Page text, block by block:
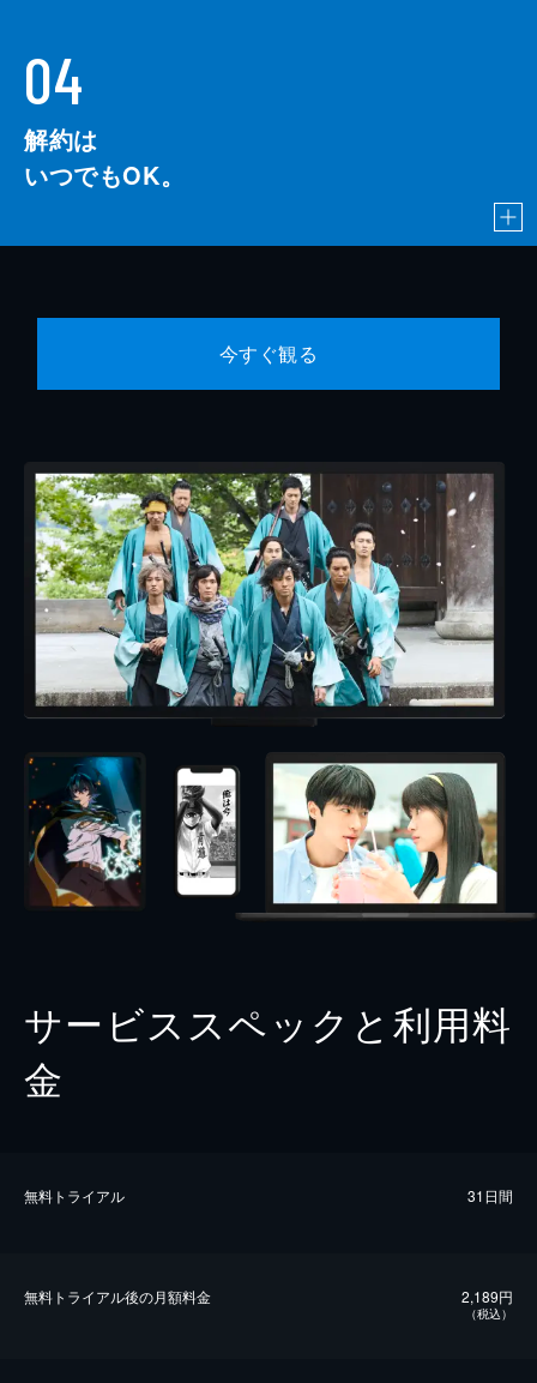
04
解約は
いつでもOK。
今すぐ観る
サービススペックと利用料
金
無料トライアル 31日間
無料トライアル後の⽉額料金 2,189円
（税込）